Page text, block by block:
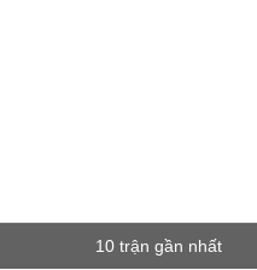
10 trận gần nhất